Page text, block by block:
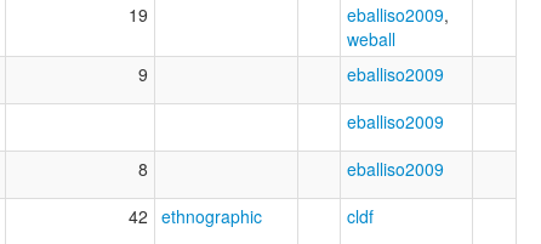
19 eballiso2009,
weball
9 eballiso2009
eballiso2009
8 eballiso2009
42 ethnographic cldf